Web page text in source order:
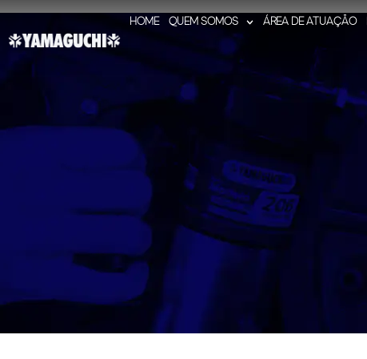
HOME QUEM SOMOS ÁREA DE ATUAÇÃO